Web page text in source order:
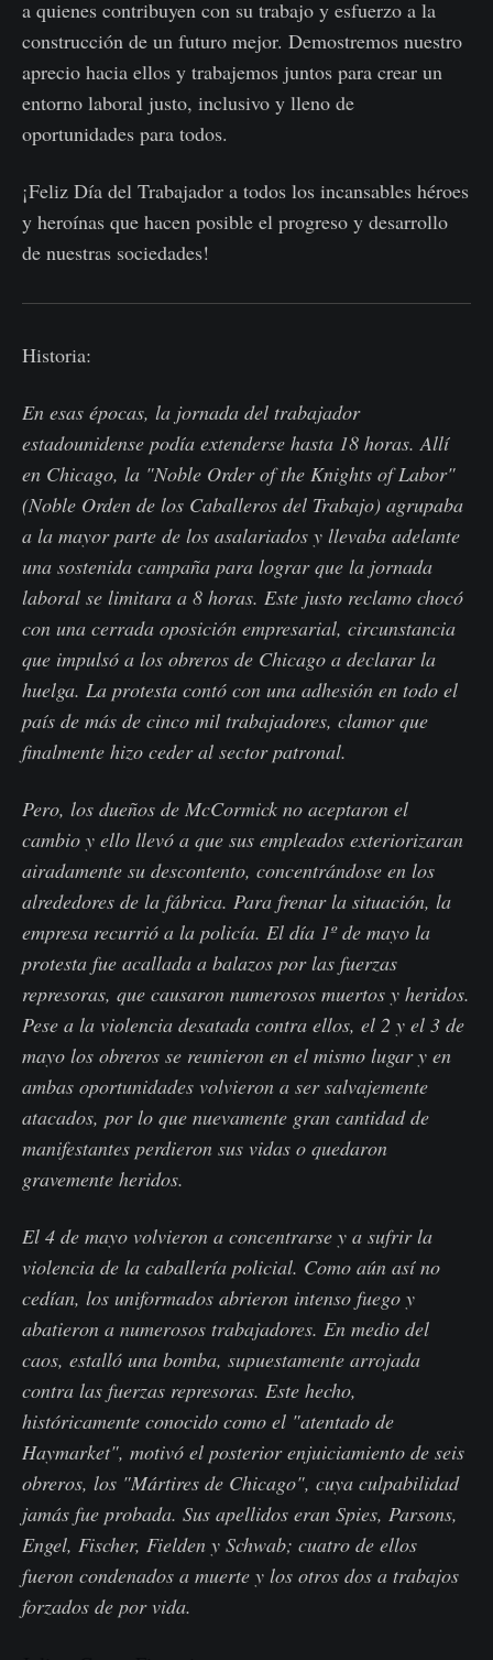
a quienes contribuyen con su trabajo y esfuerzo a la
construcción de un futuro mejor. Demostremos nuestro
aprecio hacia ellos y trabajemos juntos para crear un
entorno laboral justo, inclusivo y lleno de
oportunidades para todos.
¡Feliz Día del Trabajador a todos los incansables héroes
y heroínas que hacen posible el progreso y desarrollo
de nuestras sociedades!
Historia:
En esas épocas, la jornada del trabajador
estadounidense podía extenderse hasta 18 horas. Allí
en Chicago, la "Noble Order of the Knights of Labor"
(Noble Orden de los Caballeros del Trabajo) agrupaba
a la mayor parte de los asalariados y llevaba adelante
una sostenida campaña para lograr que la jornada
laboral se limitara a 8 horas. Este justo reclamo chocó
con una cerrada oposición empresarial, circunstancia
que impulsó a los obreros de Chicago a declarar la
huelga. La protesta contó con una adhesión en todo el
país de más de cinco mil trabajadores, clamor que
finalmente hizo ceder al sector patronal.
Pero, los dueños de McCormick no aceptaron el
cambio y ello llevó a que sus empleados exteriorizaran
airadamente su descontento, concentrándose en los
alrededores de la fábrica. Para frenar la situación, la
empresa recurrió a la policía. El día 1º de mayo la
protesta fue acallada a balazos por las fuerzas
represoras, que causaron numerosos muertos y heridos.
Pese a la violencia desatada contra ellos, el 2 y el 3 de
mayo los obreros se reunieron en el mismo lugar y en
ambas oportunidades volvieron a ser salvajemente
atacados, por lo que nuevamente gran cantidad de
manifestantes perdieron sus vidas o quedaron
gravemente heridos.
El 4 de mayo volvieron a concentrarse y a sufrir la
violencia de la caballería policial. Como aún así no
cedían, los uniformados abrieron intenso fuego y
abatieron a numerosos trabajadores. En medio del
caos, estalló una bomba, supuestamente arrojada
contra las fuerzas represoras. Este hecho,
históricamente conocido como el "atentado de
Haymarket", motivó el posterior enjuiciamiento de seis
obreros, los "Mártires de Chicago", cuya culpabilidad
jamás fue probada. Sus apellidos eran Spies, Parsons,
Engel, Fischer, Fielden y Schwab; cuatro de ellos
fueron condenados a muerte y los otros dos a trabajos
forzados de por vida.